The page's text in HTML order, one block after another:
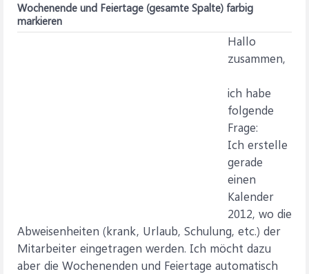
Wochenende und Feiertage (gesamte Spalte) farbig
markieren
Hallo
zusammen,
ich habe
folgende
Frage:
Ich erstelle
gerade
einen
Kalender
2012, wo die
Abweisenheiten (krank, Urlaub, Schulung, etc.) der
Mitarbeiter eingetragen werden. Ich möcht dazu
aber die Wochenenden und Feiertage automatisch